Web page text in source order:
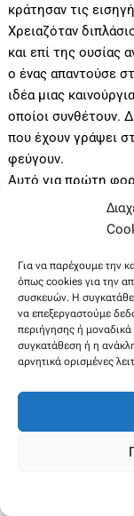
Για να παρέχουμε την
όπως cookies για την
συσκευών. Η
να επεξεργαστούμε
περιήγησης ή
συγκατάθεση ή η
αρνητικά ορισμένες
κράτησαν τις
Χρειαζόταν
και επί της ουσίας
ο ένας απαντούσε
ιδέα μιας
οποίοι συνθέτουν.
που έχουν γράψει
φεύγουν.
Αυτό για πρώτη
κλίμακα, με
τον τρόπο που
κάρτα τους.
ιδίαν. Αυτό είναι
είναι πάρα πολύ
από κοντά.
Καταλαβαίνω ποιες
η ειδήσεις που
προοπτική ενός
στα Χανιά ήταν
ενημέρωσης,
τοπικής
μπόρεσαν να